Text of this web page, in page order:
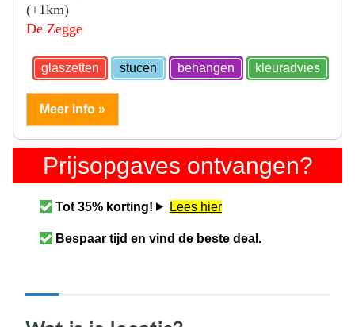
(+1km)
De Zegge
glaszetten stucen behangen kleuradvies
Meer info »
Prijsopgaves ontvangen?
Tot 35% korting! Lees hier
Bespaar tijd en vind de beste deal.